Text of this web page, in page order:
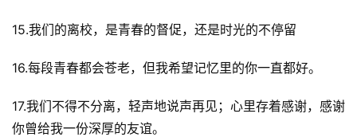
15.我们的离校，是青春的督促，还是时光的不停留
16.每段青春都会苍老，但我希望记忆里的你一直都好。
17.我们不得不分离，轻声地说声再见；心里存着感谢，感谢
你曾给我一份深厚的友谊。